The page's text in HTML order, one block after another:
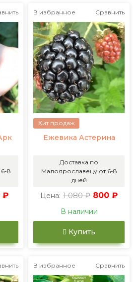
8
₽
В избранное Сравнить
Хит продаж
Ежевика Астерина
Доставка по
Малоярославецу от 6-8
дней
Цена: 1 080 ₽ 800 ₽
В наличии
Купить
В избранное Сравнить